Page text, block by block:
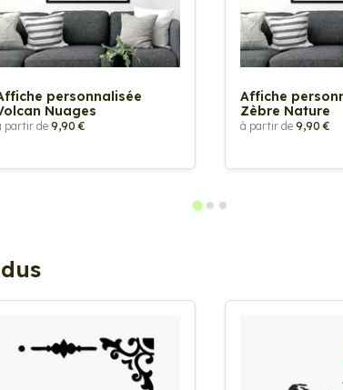
personnalisée
Nuages
partir de 9,90 €
Affiche
Zèbre Nature
à partir de 9,90 €